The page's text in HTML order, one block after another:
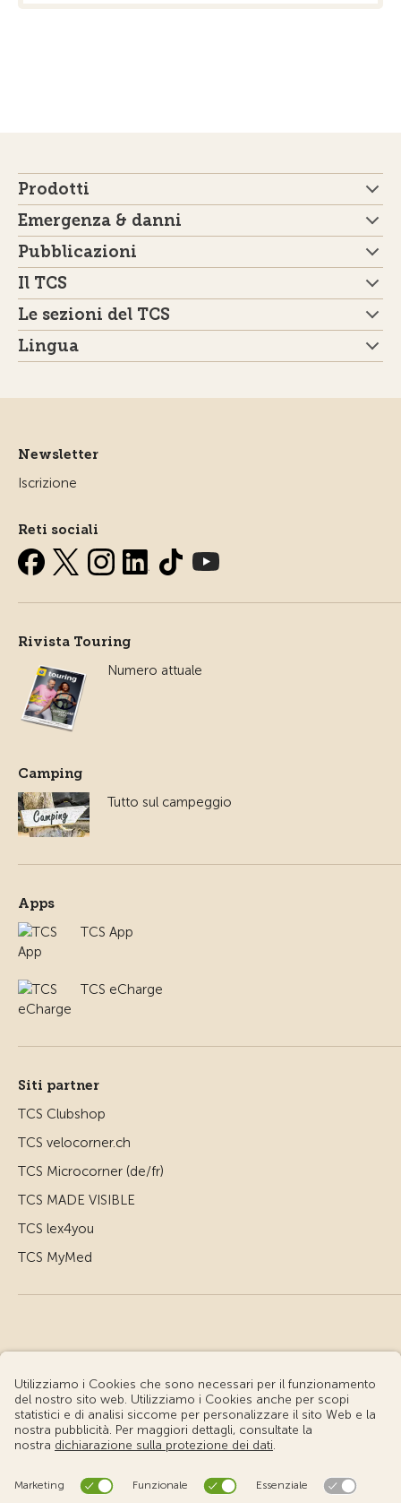
Prodotti
Emergenza & danni
Pubblicazioni
Il TCS
Le sezioni del TCS
Lingua
Newsletter
Iscrizione
Reti sociali
Rivista Touring
Numero attuale
Camping
Tutto sul campeggio
Apps
TCS App
TCS eCharge
Siti partner
TCS Clubshop
TCS velocorner.ch
TCS Microcorner (de/fr)
TCS MADE VISIBLE
TCS lex4you
TCS MyMed
© Touring Club Svizzero
Condizioni d'uso – Informazioni giuridiche